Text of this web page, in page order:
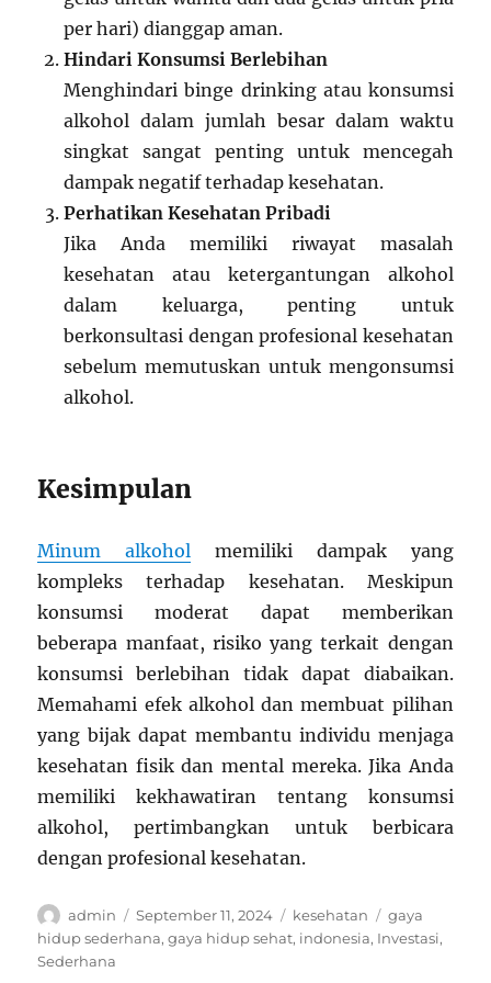
per hari) dianggap aman.
Hindari Konsumsi Berlebihan
Menghindari binge drinking atau konsumsi
alkohol dalam jumlah besar dalam waktu
singkat sangat penting untuk mencegah
dampak negatif terhadap kesehatan.
Perhatikan Kesehatan Pribadi
Jika Anda memiliki riwayat masalah
kesehatan atau ketergantungan alkohol
dalam keluarga, penting untuk
berkonsultasi dengan profesional kesehatan
sebelum memutuskan untuk mengonsumsi
alkohol.
Kesimpulan
Minum alkohol memiliki dampak yang
kompleks terhadap kesehatan. Meskipun
konsumsi moderat dapat memberikan
beberapa manfaat, risiko yang terkait dengan
konsumsi berlebihan tidak dapat diabaikan.
Memahami efek alkohol dan membuat pilihan
yang bijak dapat membantu individu menjaga
kesehatan fisik dan mental mereka. Jika Anda
memiliki kekhawatiran tentang konsumsi
alkohol, pertimbangkan untuk berbicara
dengan profesional kesehatan.
Author
admin
Posted
on
September 11, 2024 Categories
kesehatan Tags
gaya
hidup sederhana,gaya hidup sehat, indonesia, Investasi,
Sederhana